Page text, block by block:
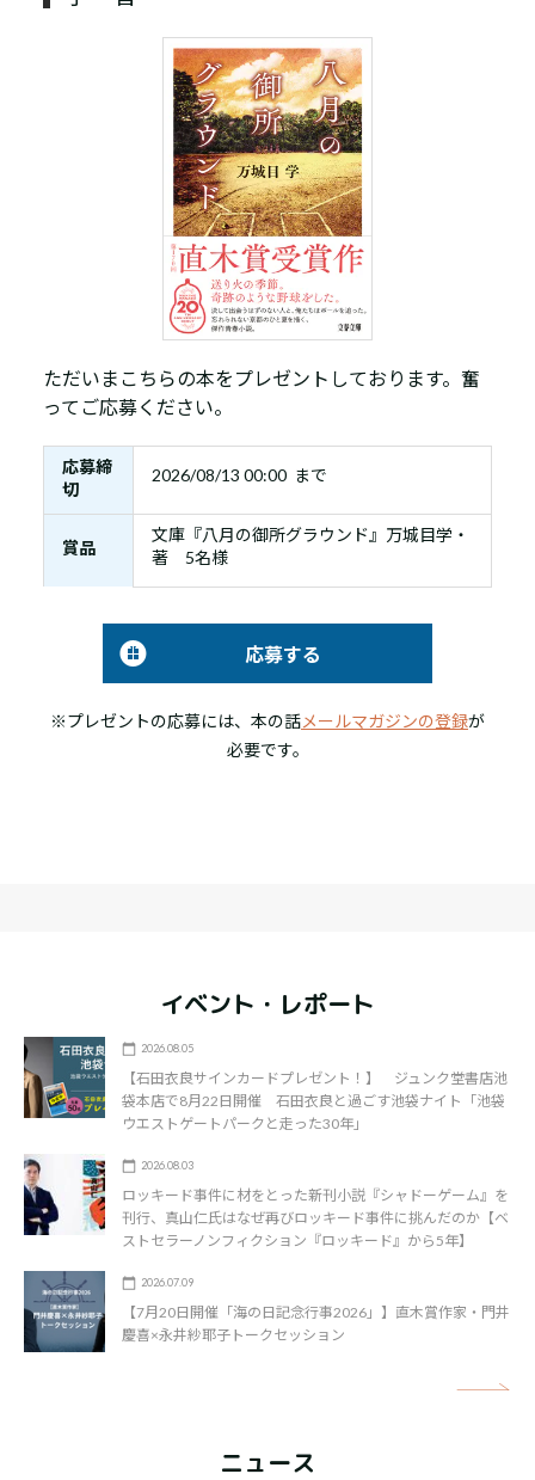
ただいまこちらの本をプレゼントしております。奮
ってご応募ください。
応募締
切
2026/08/13 00:00 まで
賞品
文庫『八月の御所グラウンド』万城目学・
著 5名様
応募する
※プレゼントの応募には、本の話メールマガジンの登録が
必要です。
イベント・レポート
2026.08.05
【石田衣良サインカードプレゼント！】 ジュンク堂書店池
袋本店で8月22日開催 石田衣良と過ごす池袋ナイト「池袋
ウエストゲートパークと走った30年」
2026.08.03
ロッキード事件に材をとった新刊小説『シャドーゲーム』を
刊行、真山仁氏はなぜ再びロッキード事件に挑んだのか【ベ
ストセラーノンフィクション『ロッキード』から5年】
2026.07.09
【7月20日開催「海の日記念行事2026」】直木賞作家・門井
慶喜×永井紗耶子トークセッション
ニュース